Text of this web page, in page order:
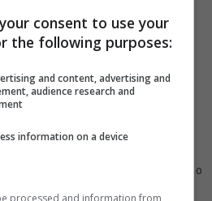
Ερμηνεία Δ’
είναι μια εκπληκτική υμνωδία που ο
να διαβάζει. Σήμερα, Παρασκευή
consent to use your
the following purposes:
and content, advertising and
audience research and
information on a device
processed and information from